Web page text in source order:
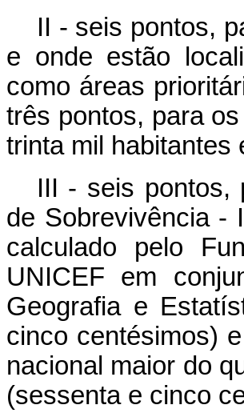
II - seis pontos,
e onde estão
como áreas
três pontos, para
trinta mil habitantes
III - seis pontos,
de Sobrevivência -
calculado pelo
UNICEF em
Geografia e
cinco centésimos)
nacional maior do
(sessenta e cinco